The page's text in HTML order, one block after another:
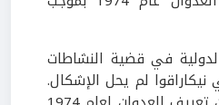
في قضية النشاطات
لم يحل الإشكال.